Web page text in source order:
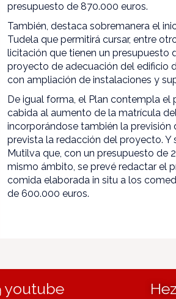
presupuesto de 870.000 euros.
También, destaca sobremanera el
Tudela que permitirá cursar, entre
licitación que tienen un presupuesto
proyecto de adecuación del edificio
con ampliación de instalaciones y
De igual forma, el Plan contempla
cabida al aumento de la matrícula
incorporándose también la previsión
prevista la redacción del proyecto.
Mutilva que, con un presupuesto de
mismo ámbito, se prevé redactar el
comida elaborada in situ a los
de 600.000 euros.
youtube